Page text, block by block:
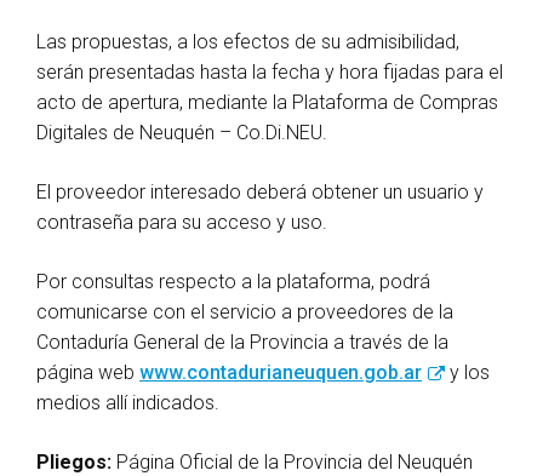
Las propuestas, a los efectos de su admisibilidad,
serán presentadas hasta la fecha y hora fijadas para el
acto de apertura, mediante la Plataforma de Compras
Digitales de Neuquén – Co.Di.NEU.
El proveedor interesado deberá obtener un usuario y
contraseña para su acceso y uso.
Por consultas respecto a la plataforma, podrá
comunicarse con el servicio a proveedores de la
Contaduría General de la Provincia a través de la
página web www.contadurianeuquen.gob.ar
y los
medios allí indicados.
Pliegos: Página Oficial de la Provincia del Neuquén